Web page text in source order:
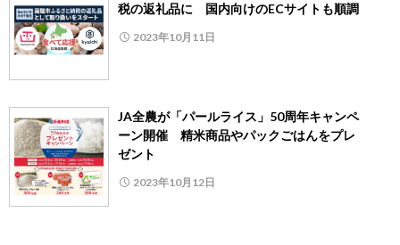
税の返礼品に 国内向けのECサイトも順調
2023年10月11日
JA全農が「パールライス」50周年キャンペ
ーン開催 精米商品やパックごはんをプレ
ゼント
2023年10月12日